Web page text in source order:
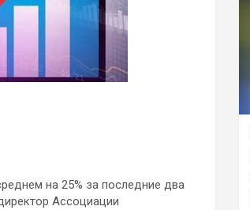
на 25% за последние два
Ассоциации